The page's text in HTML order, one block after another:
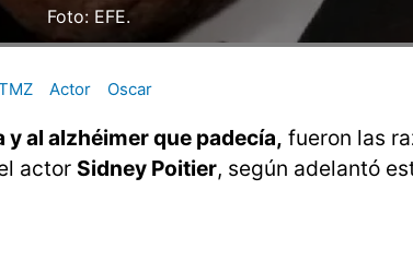
Foto: EFE.
Actor Oscar
al alzhéimer que padecía, fueron las
actor Sidney Poitier, según adelantó